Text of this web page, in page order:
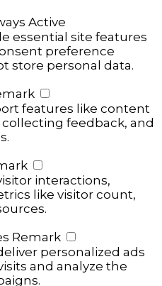
Active
essential site features
preference
store personal data.
features like content
feedback, and
interactions,
like visitor count,
Remark
personalized ads
and analyze the